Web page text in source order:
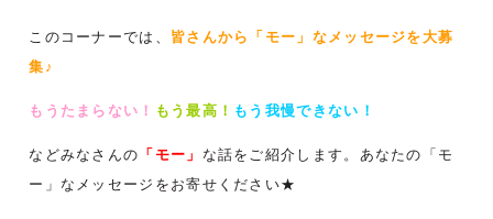
このコーナーでは、 皆さんから「モー」なメッセージを大募
集♪
もうたまらない！ もう最高！ もう我慢できない！
などみなさんの 「モー」 な話をご紹介します。あなたの「モ
ー」なメッセージをお寄せください★